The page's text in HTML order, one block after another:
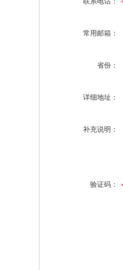
常用邮箱：
省份：
详细地址：
补充说明：
验证码：